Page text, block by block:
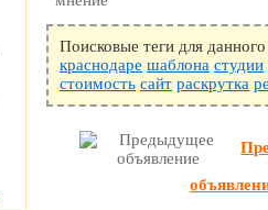
Поисковые теги для
краснодаре шаблона студии
стоимость сайт раскрутка